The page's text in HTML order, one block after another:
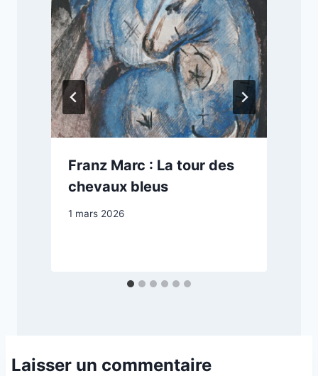
Franz Marc : La tour des
chevaux bleus
1 mars 2026
Laisser un commentaire